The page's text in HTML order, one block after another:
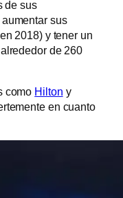
de sus
sus
2018) y tener un
de 260
como Hilton y
en cuanto